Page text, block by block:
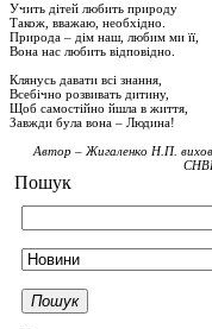
Учить дітей любить природу
Також, вважаю, необхідно.
Природа – дім наш, любим ми її,
Вона нас любить відповідно.
Клянусь давати всі знання,
Всебічно розвивать дитину,
Щоб самостійно йшла в життя,
Завжди була вона – Людина!
Автор – Жигаленко Н.П.
Пошук
Пошук